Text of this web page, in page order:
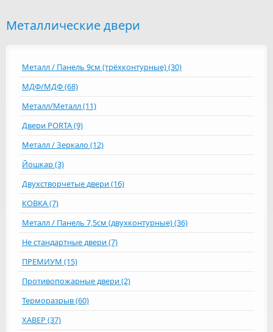
Металлические двери
Металл / Панель 9см (трёхконтурные) (30)
МДФ/МДФ (68)
Металл/Металл (11)
Двери PORTA (9)
Металл / Зеркало (12)
Йошкар (3)
Двухстворчетые двери (16)
КОВКА (7)
Металл / Панель 7,5см (двухконтурные) (36)
Не стандартные двери (7)
ПРЕМИУМ (15)
Противопожарные двери (2)
Терморазрыв (60)
ХАВЕР (37)